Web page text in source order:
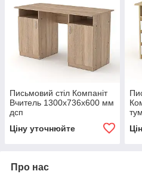
Письмовий стіл Компаніт
Вчитель 1300х736х600 мм
дсп
Ціну уточнюйте
Про нас